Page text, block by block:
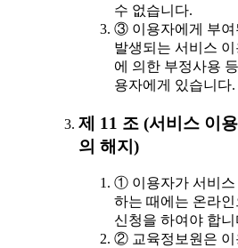
수 없습니다.
③ 이용자에게 부여
발생되는 서비스
에 의한 부정사용
용자에게 있습니다.
제 11 조 (서비스 이
의 해지)
① 이용자가 서비스
하는 때에는 온라
신청을 하여야 합니
② 교육정보원은 이